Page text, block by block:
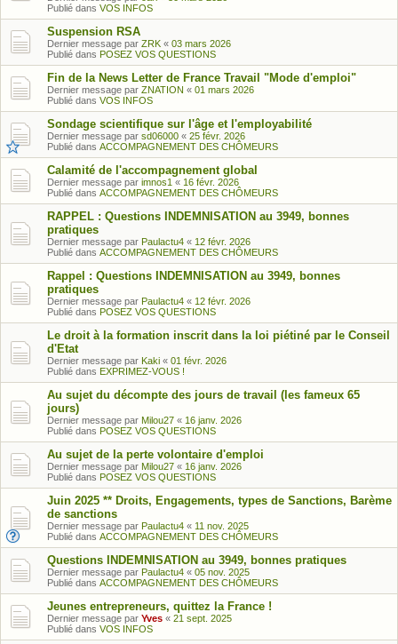
Publié dans VOS INFOS
Suspension RSA
Dernier message par ZRK « 03 mars 2026
Publié dans POSEZ VOS QUESTIONS
Fin de la News Letter de France Travail "Mode d'emploi"
Dernier message par ZNATION « 01 mars 2026
Publié dans VOS INFOS
Sondage scientifique sur l'âge et l'employabilité
Dernier message par sd06000 « 25 févr. 2026
Publié dans ACCOMPAGNEMENT DES CHÔMEURS
Calamité de l'accompagnement global
Dernier message par imnos1 « 16 févr. 2026
Publié dans ACCOMPAGNEMENT DES CHÔMEURS
RAPPEL : Questions INDEMNISATION au 3949, bonnes
pratiques
Dernier message par Paulactu4 « 12 févr. 2026
Publié dans ACCOMPAGNEMENT DES CHÔMEURS
Rappel : Questions INDEMNISATION au 3949, bonnes
pratiques
Dernier message par Paulactu4 « 12 févr. 2026
Publié dans POSEZ VOS QUESTIONS
Le droit à la formation inscrit dans la loi piétiné par le Conseil
d'Etat
Dernier message par Kaki « 01 févr. 2026
Publié dans EXPRIMEZ-VOUS !
Au sujet du décompte des jours de travail (les fameux 65
jours)
Dernier message par Milou27 « 16 janv. 2026
Publié dans POSEZ VOS QUESTIONS
Au sujet de la perte volontaire d'emploi
Dernier message par Milou27 « 16 janv. 2026
Publié dans POSEZ VOS QUESTIONS
Juin 2025 ** Droits, Engagements, types de Sanctions, Barème
de sanctions
Dernier message par Paulactu4 « 11 nov. 2025
Publié dans ACCOMPAGNEMENT DES CHÔMEURS
Questions INDEMNISATION au 3949, bonnes pratiques
Dernier message par Paulactu4 « 05 nov. 2025
Publié dans ACCOMPAGNEMENT DES CHÔMEURS
Jeunes entrepreneurs, quittez la France !
Dernier message par Yves « 21 sept. 2025
Publié dans VOS INFOS